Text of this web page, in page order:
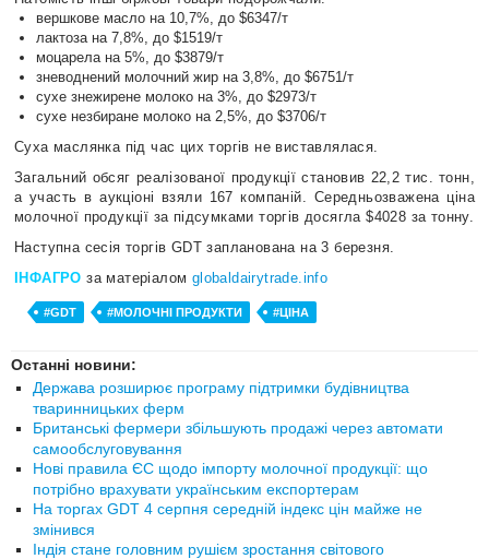
вершкове масло на 10,7%, до $6347/т
лактоза на 7,8%, до $1519/т
моцарела на 5%, до $3879/т
зневоднений молочний жир на 3,8%, до $6751/т
сухе знежирене молоко на 3%, до $2973/т
сухе незбиране молоко на 2,5%, до $3706/т
Суха маслянка під час цих торгів не виставлялася.
Загальний обсяг реалізованої продукції становив 22,2 тис. тонн,
а участь в аукціоні взяли 167 компаній. Середньозважена ціна
молочної продукції за підсумками торгів досягла $4028 за тонну.
Наступна сесія торгів GDT запланована на 3 березня.
ІНФАГРО за матеріалом globaldairytrade.info
#GDT #МОЛОЧНІ ПРОДУКТИ #ЦІНА
Останні новини:
Держава розширює програму підтримки будівництва
тваринницьких ферм
Британські фермери збільшують продажі через автомати
самообслуговування
Нові правила ЄС щодо імпорту молочної продукції: що
потрібно врахувати українським експортерам
На торгах GDT 4 серпня середній індекс цін майже не
змінився
Індія стане головним рушієм зростання світового